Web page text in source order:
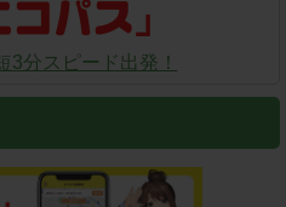
分スピード出発！